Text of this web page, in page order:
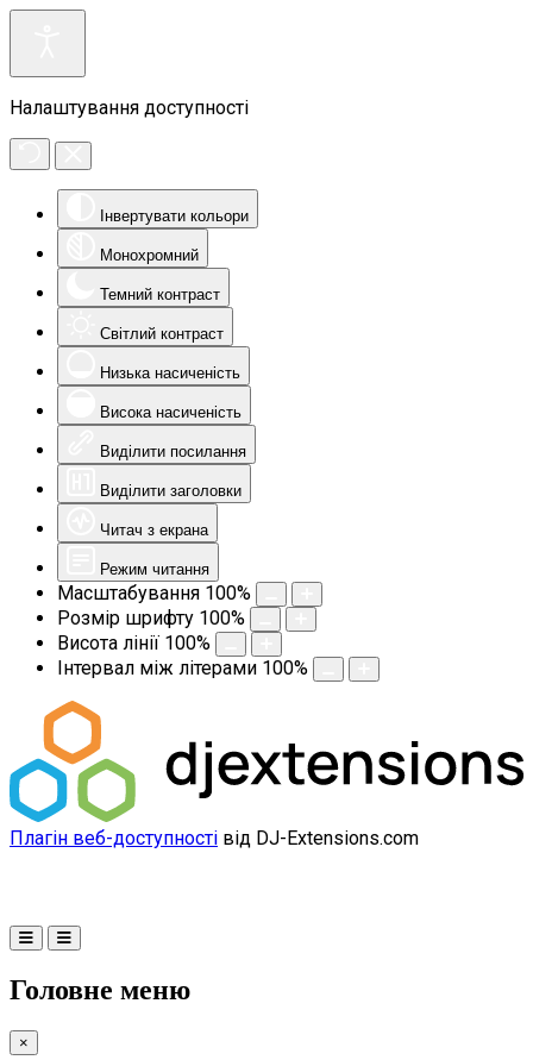
Налаштування доступності
Інвертувати кольори
Монохромний
Темний контраст
Світлий контраст
Низька насиченість
Висока насиченість
Виділити посилання
Виділити заголовки
Читач з екрана
Режим читання
Масштабування 100%
Розмір шрифту 100%
Висота лінії 100%
Інтервал між літерами 100%
Плагін веб-доступності від DJ-Extensions.com
Головне меню
×